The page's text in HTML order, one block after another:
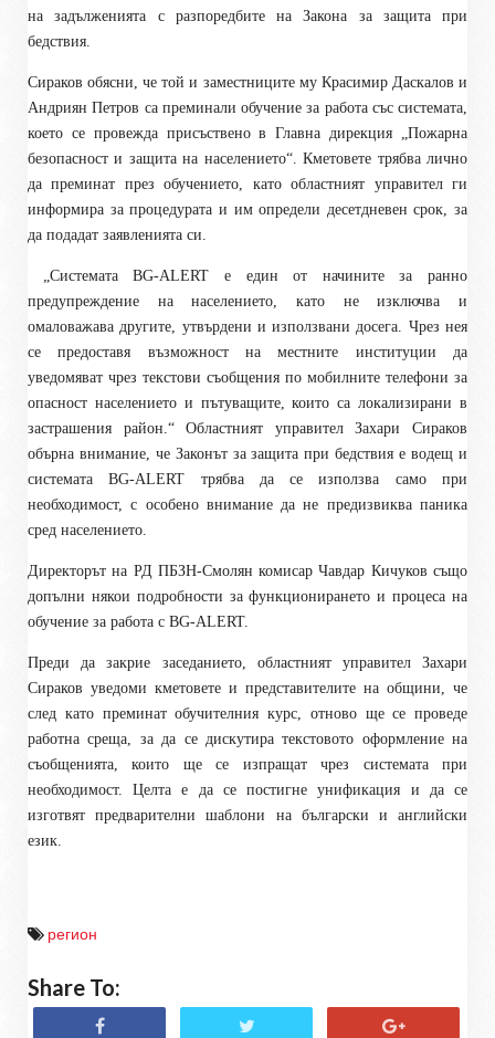
на задълженията с разпоредбите на Закона за защита при
бедствия.
Сираков обясни, че той и заместниците му Красимир Даскалов и
Андриян Петров са преминали обучение за работа със системата,
което се провежда присъствено в Главна дирекция „Пожарна
безопасност и защита на населението“. Кметовете трябва лично
да преминат през обучението, като областният управител ги
информира за процедурата и им определи десетдневен срок, за
да подадат заявленията си.
„Системата BG-ALERT е един от начините за ранно
предупреждение на населението, като не изключва и
омаловажава другите, утвърдени и използвани досега. Чрез нея
се предоставя възможност на местните институции да
уведомяват чрез текстови съобщения по мобилните телефони за
опасност населението и пътуващите, които са локализирани в
застрашения район.“ Областният управител Захари Сираков
обърна внимание, че Законът за защита при бедствия е водещ и
системата BG-ALERT трябва да се използва само при
необходимост, с особено внимание да не предизвиква паника
сред населението.
Директорът на РД ПБЗН-Смолян комисар Чавдар Кичуков също
допълни някои подробности за функционирането и процеса на
обучение за работа с BG-ALERT.
Преди да закрие заседанието, областният управител Захари
Сираков уведоми кметовете и представителите на общини, че
след като преминат обучителния курс, отново ще се проведе
работна среща, за да се дискутира текстовото оформление на
съобщенията, които ще се изпращат чрез системата при
необходимост. Целта е да се постигне унификация и да се
изготвят предварителни шаблони на български и английски
език.
регион
Share To: